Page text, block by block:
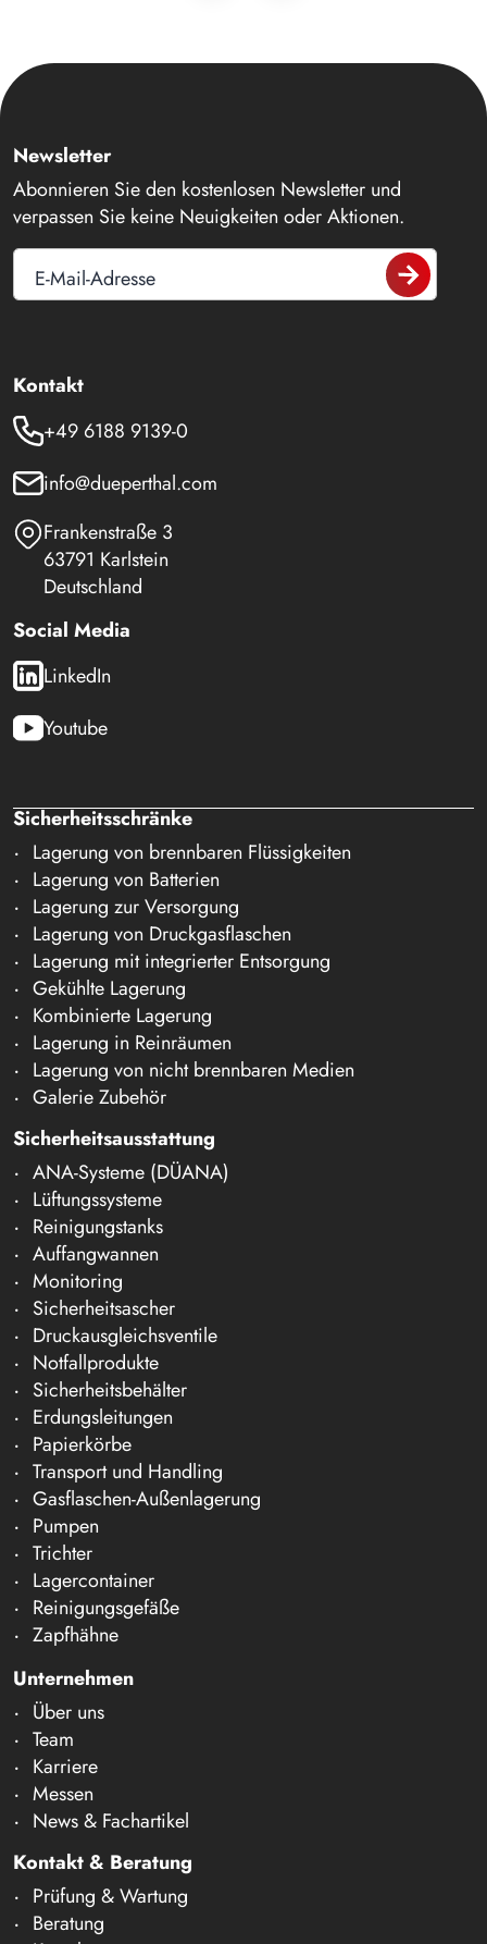
Newsletter
Abonnieren Sie den kostenlosen Newsletter und
verpassen Sie keine Neuigkeiten oder Aktionen.
E-Mail-Adresse
Kontakt
+49 6188 9139-0
info@dueperthal.com
Frankenstraße 3
63791 Karlstein
Deutschland
Social Media
LinkedIn
Youtube
Sicherheitsschränke
Lagerung von brennbaren Flüssigkeiten
Lagerung von Batterien
Lagerung zur Versorgung
Lagerung von Druckgasflaschen
Lagerung mit integrierter Entsorgung
Gekühlte Lagerung
Kombinierte Lagerung
Lagerung in Reinräumen
Lagerung von nicht brennbaren Medien
Galerie Zubehör
Sicherheitsausstattung
ANA-Systeme (DÜANA)
Lüftungssysteme
Reinigungstanks
Auffangwannen
Monitoring
Sicherheitsascher
Druckausgleichsventile
Notfallprodukte
Sicherheitsbehälter
Erdungsleitungen
Papierkörbe
Transport und Handling
Gasflaschen-Außenlagerung
Pumpen
Trichter
Lagercontainer
Reinigungsgefäße
Zapfhähne
Unternehmen
Über uns
Team
Karriere
Messen
News & Fachartikel
Kontakt & Beratung
Prüfung & Wartung
Beratung